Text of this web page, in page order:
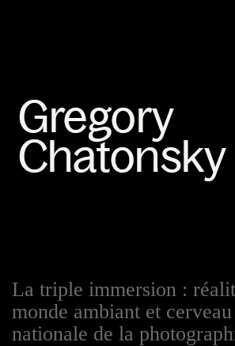
La triple immersion :
monde ambiant et
nationale de la